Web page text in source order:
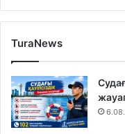
TuraNews